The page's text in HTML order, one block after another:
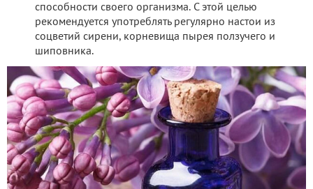
способности своего организма. С этой целью
рекомендуется употреблять регулярно настои из
соцветий сирени, корневища пырея ползучего и
шиповника.